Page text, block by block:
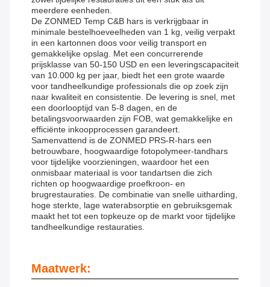
meerdere eenheden.
De ZONMED Temp C&B hars is verkrijgbaar in
minimale bestelhoeveelheden van 1 kg, veilig verpakt
in een kartonnen doos voor veilig transport en
gemakkelijke opslag. Met een concurrerende
prijsklasse van 50-150 USD en een leveringscapaciteit
van 10.000 kg per jaar, biedt het een grote waarde
voor tandheelkundige professionals die op zoek zijn
naar kwaliteit en consistentie. De levering is snel, met
een doorlooptijd van 5-8 dagen, en de
betalingsvoorwaarden zijn FOB, wat gemakkelijke en
efficiënte inkoopprocessen garandeert.
Samenvattend is de ZONMED PRS-R-hars een
betrouwbare, hoogwaardige fotopolymeer-tandhars
voor tijdelijke voorzieningen, waardoor het een
onmisbaar materiaal is voor tandartsen die zich
richten op hoogwaardige proefkroon- en
brugrestauraties. De combinatie van snelle uitharding,
hoge sterkte, lage waterabsorptie en gebruiksgemak
maakt het tot een topkeuze op de markt voor tijdelijke
tandheelkundige restauraties.
Maatwerk: